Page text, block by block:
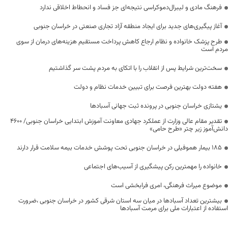
فرهنگ مادی و لیبرال‌دموکراسی نتیجه‌ای جز فساد و انحطاط اخلاقی ندارد
آغاز پیگیری‌های جدید برای ایجاد منطقه آزاد تجاری صنعتی در خراسان جنوبی
طرح پزشک خانواده و نظام ارجاع کاهش پرداخت مستقیم هزینه‌های درمان از سوی
مردم است
سخت‌ترین شرایط پس از انقلاب را با اتکای به مردم پشت سر گذاشتیم
هفته دولت بهترین فرصت برای تبیین خدمات نظام و دولت
یشتازی خراسان جنوبی در پرونده ثبت جهانی آسبادها
تقدیر مقام عالی وزارت از عملکرد جهادی معاونت آموزش ابتدایی خراسان جنوبی/ ۴۶۰۰
دانش‌آموز زیر چتر «طرح حامی»
۱۸۵ بیمار هموفیلی در خراسان جنوبی تحت پوشش خدمات بیمه سلامت قرار دارند
خانواده را مهمترین رکن پیشگیری از آسیب‌های اجتماعی
موضوع میراث فرهنگی، امری فرابخشی است
بیشترین تعداد آسبادها در میان سه استان شرقی کشور در خراسان جنوبی ،ضرورت
استفاده از اعتبارات ملی برای مرمت آسبادها